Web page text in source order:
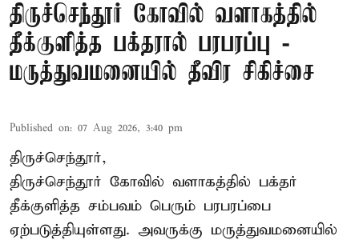
திருச்செந்தூர் கோவில் வளாகத்தில்
தீக்குளித்த பக்தரால் பரபரப்பு -
மருத்துவமனையில் தீவிர சிகிச்சை
Published on: 07 Aug 2026, 3:40 pm
திருச்செந்தூர்,
திருச்செந்தூர் கோவில் வளாகத்தில் பக்தர்
தீக்குளித்த சம்பவம் பெரும் பரபரப்பை
ஏற்படுத்தியுள்ளது. அவருக்கு மருத்துவமனையில்